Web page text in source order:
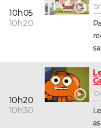
10h05
10h20
10h20
10h30